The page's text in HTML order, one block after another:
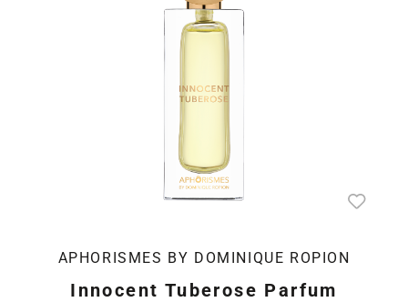
APHORISMES BY DOMINIQUE ROPION
Innocent Tuberose Parfum